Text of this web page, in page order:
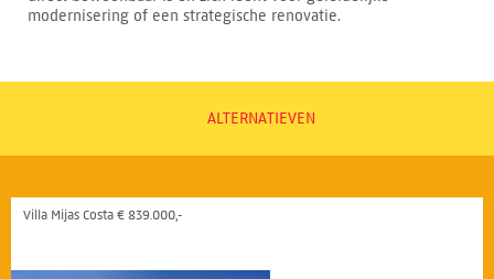
modernisering of een strategische renovatie.
ALTERNATIEVEN
Villa Mijas Costa € 839.000,-